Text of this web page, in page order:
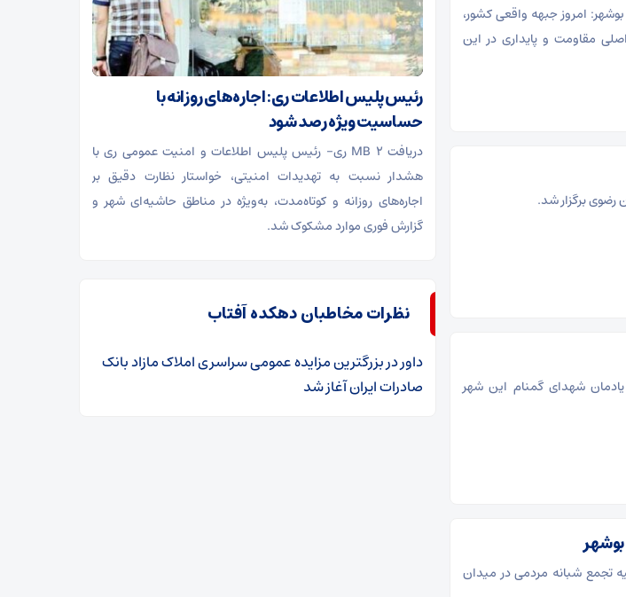
امروز جبهه واقعی کشور،
مقاومت و پایداری در این
رضوی برگزار شد.
یادمان شهدای گمنام این شهر
تجمع شبانه مردمی در میدان
رئیس پلیس اطلاعات ری: اجاره‌های روزانه با
حساسیت ویژه رصد شود
دریافت 2 MB ری- رئیس پلیس اطلاعات و امنیت عمومی ری با
هشدار نسبت به تهدیدات امنیتی، خواستار نظارت دقیق بر
اجاره‌های روزانه و کوتاه‌مدت، به‌ویژه در مناطق حاشیه‌ای شهر و
گزارش فوری موارد مشکوک شد.
نظرات مخاطبان دهکده آفتاب
داوردر​بزرگترین مزایده عمومی سراسری املاک مازاد بانک
صادرات ایران آغاز شد